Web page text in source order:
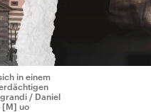
in einem
/ Daniel
[M] uo